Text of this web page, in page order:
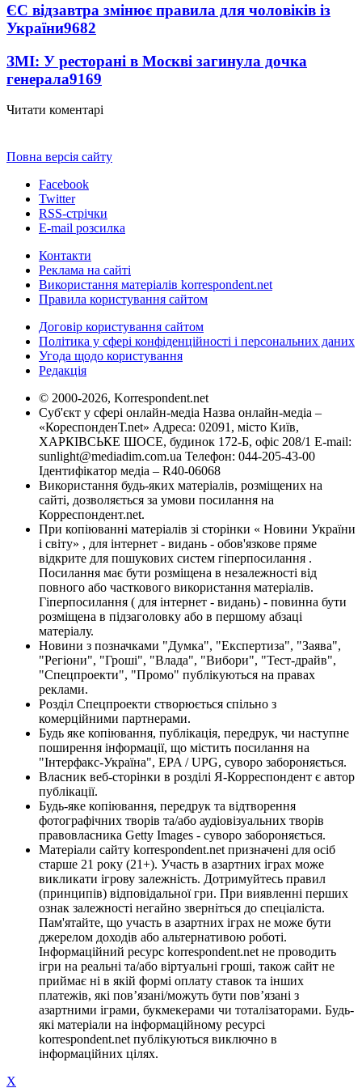
ЄС відзавтра змінює правила для чоловіків із
України9682
ЗМІ: У ресторані в Москві загинула дочка
генерала9169
Читати коментарі
Повна версія сайту
Facebook
Twitter
RSS-стрічки
E-mail розсилка
Контакти
Реклама на сайті
Використання матеріалів korrespondent.net
Правила користування сайтом
Договір користування сайтом
Політика у сфері конфіденційності і персональних даних
Угода щодо користування
Редакція
© 2000-2026, Korrespondent.net
Суб'єкт у сфері онлайн-медіа Назва онлайн-медіа –
«КореспонденТ.net» Адреса: 02091, місто Київ,
ХАРКІВСЬКЕ ШОСЕ, будинок 172-Б, офіс 208/1 E-mail:
sunlight@mediadim.com.ua Телефон: 044-205-43-00
Ідентифікатор медіа – R40-06068
Використання будь-яких матеріалів, розміщених на
сайті, дозволяється за умови посилання на
Корреспондент.net.
При копіюванні матеріалів зі сторінки « Новини України
і світу» , для інтернет - видань - обов'язкове пряме
відкрите для пошукових систем гіперпосилання .
Посилання має бути розміщена в незалежності від
повного або часткового використання матеріалів.
Гіперпосилання ( для інтернет - видань) - повинна бути
розміщена в підзаголовку або в першому абзаці
матеріалу.
Новини з позначками "Думка", "Експертиза", "Заява",
"Регіони", "Гроші", "Влада", "Вибори", "Тест-драйв",
"Спецпроекти", "Промо" публікуються на правах
реклами.
Розділ Спецпроекти створюється спільно з
комерційними партнерами.
Будь яке копіювання, публікація, передрук, чи наступне
поширення інформації, що містить посилання на
"Інтерфакс-Україна", EPA / UPG, суворо забороняється.
Власник веб-сторінки в розділі Я-Корреспондент є автор
публікації.
Будь-яке копіювання, передрук та відтворення
фотографічних творів та/або аудіовізуальних творів
правовласника Getty Images - суворо забороняється.
Матеріали сайту korrespondent.net призначені для осіб
старше 21 року (21+). Участь в азартних іграх може
викликати ігрову залежність. Дотримуйтесь правил
(принципів) відповідальної гри. При виявленні перших
ознак залежності негайно зверніться до спеціаліста.
Пам'ятайте, що участь в азартних іграх не може бути
джерелом доходів або альтернативою роботі.
Інформаційний ресурс korrespondent.net не проводить
ігри на реальні та/або віртуальні гроші, також сайт не
приймає ні в якій формі оплату ставок та інших
платежів, які пов’язані/можуть бути пов’язані з
азартними іграми, букмекерами чи тоталізаторами. Будь-
які матеріали на інформаційному ресурсі
korrespondent.net публікуються виключно в
інформаційних цілях.
X